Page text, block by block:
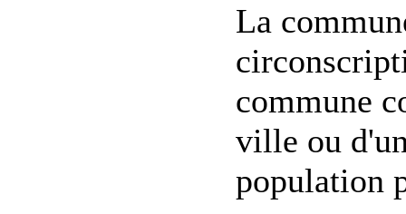
La
commune
ville ou
population